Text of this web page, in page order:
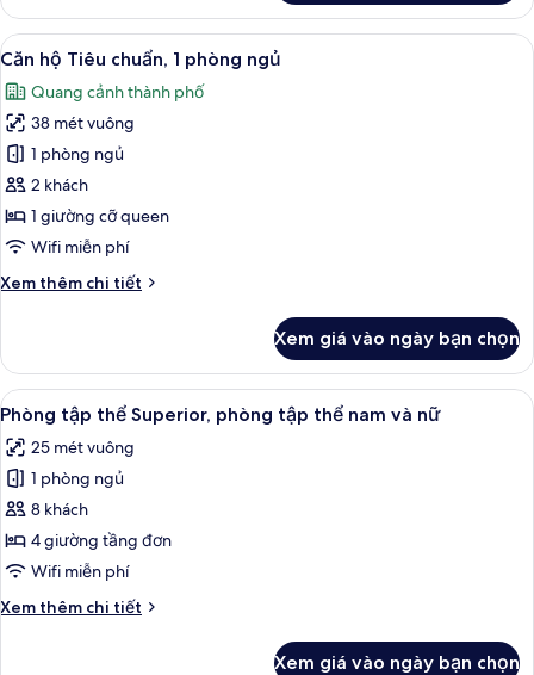
Căn
hộ
Deluxe,
phòng
ngủ
Xem
tất
cả
ảnh
Căn
hộ
Tiêu
chuẩn,
phòng
Căn hộ Tiêu chuẩn, 1 phòng ngủ |
9
Căn hộ Tiêu chuẩn, 1 phòng ngủ
Quang cảnh thành phố
38 mét vuông
1 phòng ngủ
2 khách
1 giường cỡ queen
Wifi miễn phí
Xem thêm chi tiết
Chi
Căn
hộ
Tiêu
chuẩn,
phòng
ngủ
Xem giá vào ngày bạn chọn
Xem
tất
cả
ảnh
Phòng
tập
thể
phòng
Phòng tập thể Superior, phòng tập
6
Phòng tập thể Superior, phòng tập thể nam và nữ
25 mét vuông
1 phòng ngủ
8 khách
4 giường tầng đơn
Wifi miễn phí
Xem thêm chi tiết
Chi
Xem giá vào ngày bạn chọn